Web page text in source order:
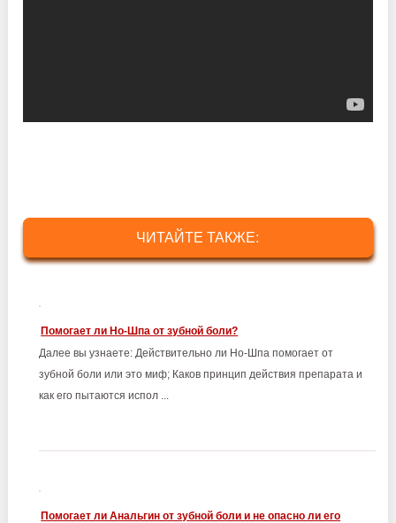
ЧИТАЙТЕ ТАКЖЕ:
Помогает ли Но-Шпа от зубной боли?
Далее вы узнаете: Действительно ли Но-Шпа помогает от
зубной боли или это миф; Каков принцип действия препарата и
как его пытаются испол ...
Помогает ли Анальгин от зубной боли и не опасно ли его